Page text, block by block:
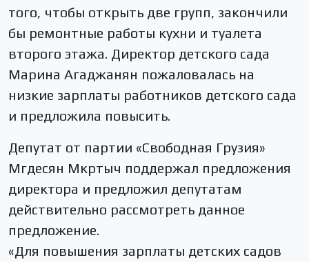
того, чтобы открыть две групп, закончили
бы ремонтные работы кухни и туалета
второго этажа. Директор детского сада
Марина Агаджанян пожаловалась на
низкие зарплаты работников детского сада
и предложила повысить.
Депутат от партии «Свободная Грузия»
Мгдесян Мкртыч поддержал предложения
директора и предложил депутатам
действительно рассмотреть данное
предложение.
«Для повышения зарплаты детских садов